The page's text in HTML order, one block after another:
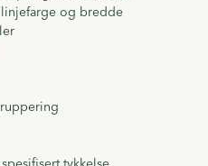
og bredde